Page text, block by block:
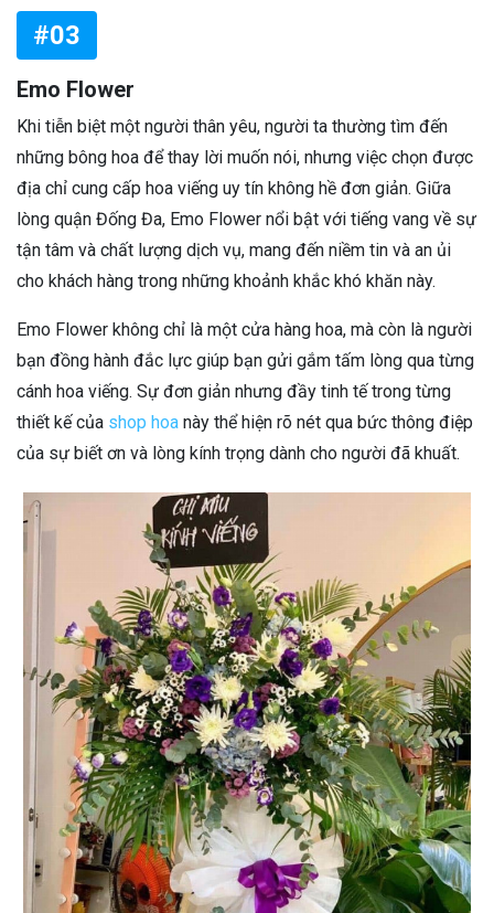
#03
Emo Flower
Khi tiễn biệt một người thân yêu, người ta thường tìm đến
những bông hoa để thay lời muốn nói, nhưng việc chọn được
địa chỉ cung cấp hoa viếng uy tín không hề đơn giản. Giữa
lòng quận Đống Đa, Emo Flower nổi bật với tiếng vang về sự
tận tâm và chất lượng dịch vụ, mang đến niềm tin và an ủi
cho khách hàng trong những khoảnh khắc khó khăn này.
Emo Flower không chỉ là một cửa hàng hoa, mà còn là người
bạn đồng hành đắc lực giúp bạn gửi gắm tấm lòng qua từng
cánh hoa viếng. Sự đơn giản nhưng đầy tinh tế trong từng
thiết kế của shop hoa này thể hiện rõ nét qua bức thông điệp
của sự biết ơn và lòng kính trọng dành cho người đã khuất.